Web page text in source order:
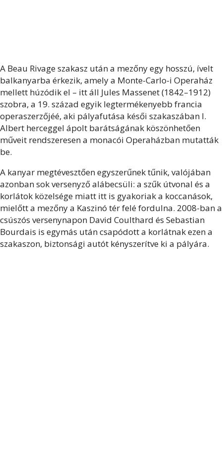
A Beau Rivage szakasz után a mezőny egy hosszú, ívelt
balkanyarba érkezik, amely a Monte-Carlo-i Operaház
mellett húzódik el – itt áll Jules Massenet (1842–1912)
szobra, a 19. század egyik legtermékenyebb francia
operaszerzőjéé, aki pályafutása késői szakaszában I.
Albert herceggel ápolt barátságának köszönhetően
műveit rendszeresen a monacói Operaházban mutatták
be.
A kanyar megtévesztően egyszerűnek tűnik, valójában
azonban sok versenyző alábecsüli: a szűk útvonal és a
korlátok közelsége miatt itt is gyakoriak a koccanások,
mielőtt a mezőny a Kaszinó tér felé fordulna. 2008-ban a
csúszós versenynapon David Coulthard és Sebastian
Bourdais is egymás után csapódott a korlátnak ezen a
szakaszon, biztonsági autót kényszerítve ki a pályára.